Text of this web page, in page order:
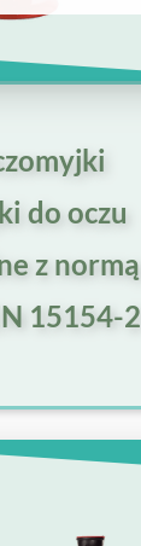
do oczu
z normą
15154-2